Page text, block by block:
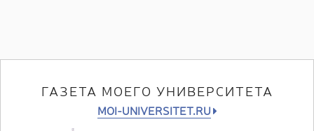
ГАЗЕТА МОЕГО УНИВЕРСИТЕТА
MOI-UNIVERSITET.RU